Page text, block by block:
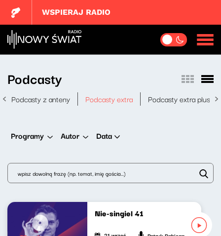
WSPIERAJ RADIO
Podcasty
Podcasty z anteny Podcasty extra Podcasty extra plus
Programy Autor Data
Nie-singiel 41